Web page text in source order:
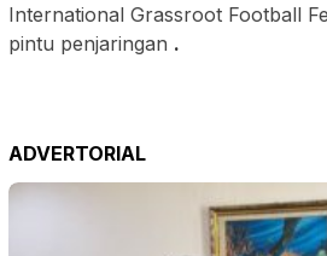
International Grassroot Football
pintu penjaringan .
ADVERTORIAL